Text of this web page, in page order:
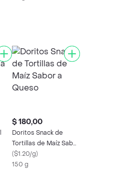
$ 180,00
Doritos Snack de
Tortillas de Maíz Sabor
a Queso
($1.20/g)
150 g